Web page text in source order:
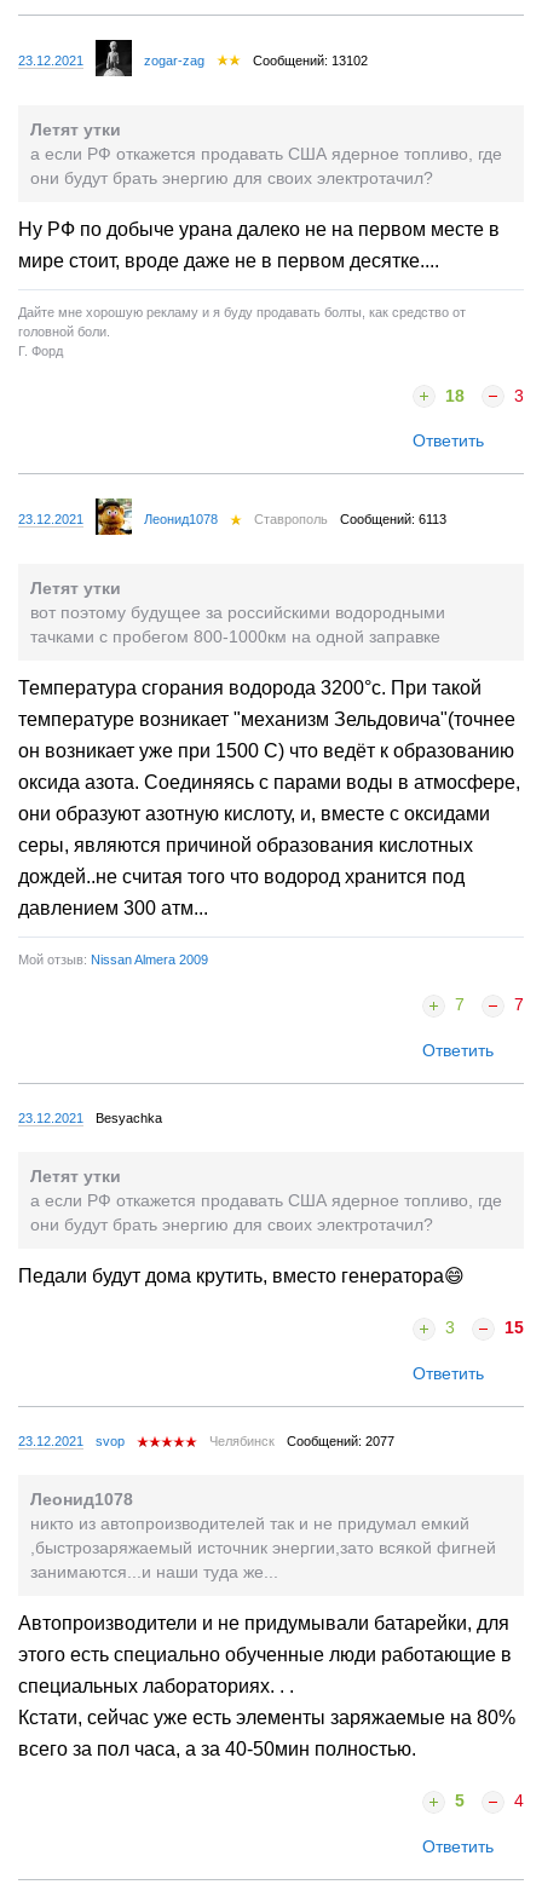
23.12.2021 zogar-zag Сообщений: 13102
Летят утки
а если РФ откажется продавать США ядерное топливо, где
они будут брать энергию для своих электротачил?
Ну РФ по добыче урана далеко не на первом месте в
мире стоит, вроде даже не в первом десятке....
Дайте мне хорошую рекламу и я буду продавать болты, как средство от
головной боли.
Г. Форд
18 3
Ответить
23.12.2021 Леонид1078 Ставрополь Сообщений: 6113
Летят утки
вот поэтому будущее за российскими водородными
тачками с пробегом 800-1000км на одной заправке
Температура сгорания водорода 3200°с. При такой
температуре возникает "механизм Зельдовича"(точнее
он возникает уже при 1500 С) что ведёт к образованию
оксида азота. Соединяясь с парами воды в атмосфере,
они образуют азотную кислоту, и, вместе с оксидами
серы, являются причиной образования кислотных
дождей..не считая того что водород хранится под
давлением 300 атм...
Мой отзыв: Nissan Almera 2009
7 7
Ответить
23.12.2021 Besyachka
Летят утки
а если РФ откажется продавать США ядерное топливо, где
они будут брать энергию для своих электротачил?
Педали будут дома крутить, вместо генератора😄
3 15
Ответить
23.12.2021 svop Челябинск Сообщений: 2077
Леонид1078
никто из автопроизводителей так и не придумал емкий
,быстрозаряжаемый источник энергии,зато всякой фигней
занимаются...и наши туда же...
Автопроизводители и не придумывали батарейки, для
этого есть специально обученные люди работающие в
специальных лабораториях. . .
Кстати, сейчас уже есть элементы заряжаемые на 80%
всего за пол часа, а за 40-50мин полностью.
5 4
Ответить